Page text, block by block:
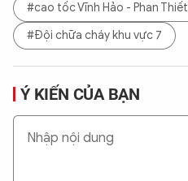
#cao tốc Vĩnh Hảo - Phan Thiết
#Đội chữa cháy khu vực 7
Ý KIẾN CỦA BẠN